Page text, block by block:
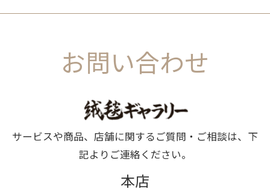
お問い合わせ
サービスや商品、店舗に関するご質問・ご相談は、下
記よりご連絡ください。
本店